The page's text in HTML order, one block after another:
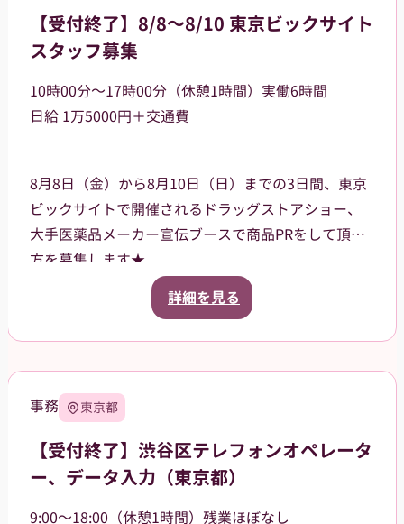
【受付終了】8/8～8/10 東京ビックサイト
スタッフ募集
10時00分～17時00分（休憩1時間）実働6時間
日給 1万5000円＋交通費
8月8日（金）から8月10日（日）までの3日間、東京
ビックサイトで開催されるドラッグストアショー、
大手医薬品メーカー宣伝ブースで商品PRをして頂く
方を募集します★
ご案内いただく商品は、CMなどでも知名度がある有
名な商品です。来場されたお客様に、お声掛けやサ
就業前にオンラインでの研修ありますので、初めて
★女性が活躍中のお仕事です★
詳細を見る
事務 東京都
【受付終了】渋谷区テレフォンオペレータ
ー、データ入力（東京都）
9:00～18:00（休憩1時間）残業ほぼなし